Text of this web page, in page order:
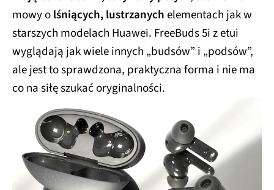
mowy olśniących, lustrzanychelementach jak w
starszych modelach Huawei. FreeBuds 5i z etui
wyglądają jak wiele innych „budsów” i „podsów”,
ale jest to sprawdzona, praktyczna forma i nie ma
co na siłę szukać oryginalności.